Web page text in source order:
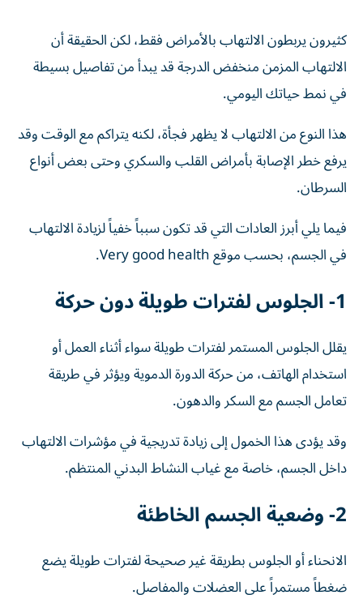
كثيرون يربطون الالتهاب بالأمراض فقط، لكن الحقيقة أن
الالتهاب المزمن منخفض الدرجة قد يبدأ من تفاصيل بسيطة
في نمط حياتك اليومي.
هذا النوع من الالتهاب لا يظهر فجأة، لكنه يتراكم مع الوقت وقد
يرفع خطر الإصابة بأمراض القلب والسكري وحتى بعض أنواع
السرطان.
فيما يلي أبرز العادات التي قد تكون سبباً خفياً لزيادة الالتهاب
في الجسم، بحسب موقع Very good health.
1- الجلوس لفترات طويلة دون حركة
يقلل الجلوس المستمر لفترات طويلة سواء أثناء العمل أو
استخدام الهاتف، من حركة الدورة الدموية ويؤثر في طريقة
تعامل الجسم مع السكر والدهون.
وقد يؤدى هذا الخمول إلى زيادة تدريجية في مؤشرات الالتهاب
داخل الجسم، خاصة مع غياب النشاط البدني المنتظم.
2- وضعية الجسم الخاطئة
الانحناء أو الجلوس بطريقة غير صحيحة لفترات طويلة يضع
ضغطاً مستمراً على العضلات والمفاصل.